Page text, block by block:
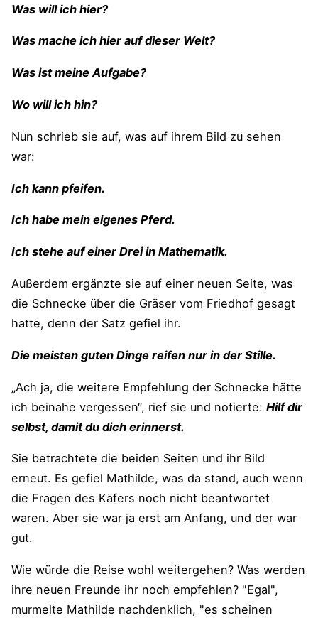
Was will ich hier?
Was mache ich hier auf dieser Welt?
Was ist meine Aufgabe?
Wo will ich hin?
Nun schrieb sie auf, was auf ihrem Bild zu sehen
war:
Ich kann pfeifen.
Ich habe mein eigenes Pferd.
Ich stehe auf einer Drei in Mathematik.
Außerdem ergänzte sie auf einer neuen Seite, was
die Schnecke über die Gräser vom Friedhof gesagt
hatte, denn der Satz gefiel ihr.
Die meisten guten Dinge reifen nur in der Stille.
„Ach ja, die weitere Empfehlung der Schnecke hätte
ich beinahe vergessen“, rief sie und notierte: Hilf dir
selbst, damit du dich erinnerst.
Sie betrachtete die beiden Seiten und ihr Bild
erneut. Es gefiel Mathilde, was da stand, auch wenn
die Fragen des Käfers noch nicht beantwortet
waren. Aber sie war ja erst am Anfang, und der war
gut.
Wie würde die Reise wohl weitergehen? Was werden
ihre neuen Freunde ihr noch empfehlen? "Egal",
murmelte Mathilde nachdenklich, "es scheinen